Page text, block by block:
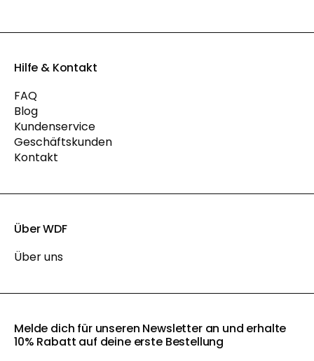
Hilfe & Kontakt
FAQ
Blog
Kundenservice
Geschäftskunden
Kontakt
Über WDF
Über uns
Melde dich für unseren Newsletter an und erhalte
10% Rabatt auf deine erste Bestellung